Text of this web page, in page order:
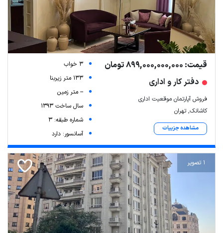
قیمت: 899,000,000,000 تومان
دفتر کار و اداری
فروش آپارتمان موقعیت اداری
کاشانک, تهران
مشاهده جزییات
3 خواب
133 متر زیربنا
-- متر زمین
سال ساخت 1393
شماره طبقه: 3
آسانسور: دارد
1 تصویر